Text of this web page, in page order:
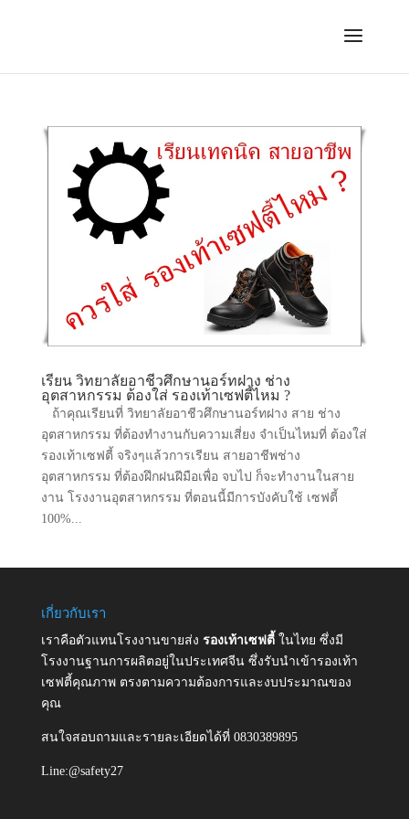
เรียน วิทยาลัยอาชีวศึกษานอร์ทฝาง ช่าง
อุตสาหกรรม ต้องใส่ รองเท้าเซฟตี้ไหม ?
ถ้าคุณเรียนที่ วิทยาลัยอาชีวศึกษานอร์ทฝาง สาย ช่าง
อุตสาหกรรม ที่ต้องทำงานกับความเสี่ยง จำเป็นไหมที่ ต้องใส่
รองเท้าเซฟตี้ จริงๆแล้วการเรียน สายอาชีพช่าง
อุตสาหกรรม ที่ต้องฝึกฝนฝีมือเพื่อ จบไป ก็จะทำงานในสาย
งาน โรงงานอุตสาหกรรม ที่ตอนนี้มีการบังคับใช้ เซฟตี้
100%...
เกี่ยวกับเรา
เราคือตัวแทนโรงงานขายส่ง รองเท้าเซฟตี้ ในไทย ซึ่งมี
โรงงานฐานการผลิตอยู่ในประเทศจีน ซึ่งรับนำเข้ารองเท้า
เซฟตี้คุณภาพ ตรงตามความต้องการและงบประมาณของ
คุณ
สนใจสอบถามและรายละเอียดได้ที่ 0830389895
Line:@safety27